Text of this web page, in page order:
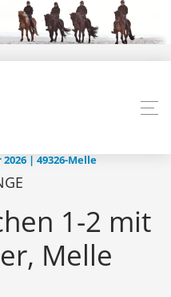
| 49326-Melle
1-2 mit
Melle